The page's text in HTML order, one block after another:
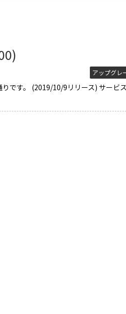
アップグレ
です。 (2019/10/9リリース) サービ